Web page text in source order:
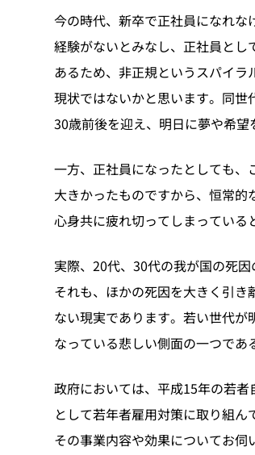
今の時代、新卒で正社員になれな
経験がないとみなし、正社員とし
あるため、非正規というスパイ
現状ではないかと思います。同世
30歳前後を迎え、明日に夢や希望
一方、正社員になったとしても、
大きかったものですから、恒常的
心身共に疲れ切ってしまっている
実際、20代、30代の我が国の死因
それも、ほかの死因を大きく引
ない現実であります。若い世代が
なっている悲しい側面の一つであ
政府においては、平成15年の若
として若年者雇用対策に取り組ん
その事業内容や効果についてお伺